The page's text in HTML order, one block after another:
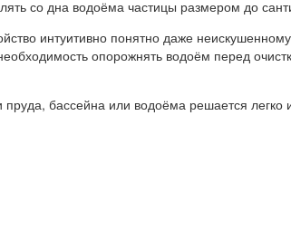
со дна водоёма частицы размером до
интуитивно понятно даже
опорожнять водоём перед
бассейна или водоёма решается легко